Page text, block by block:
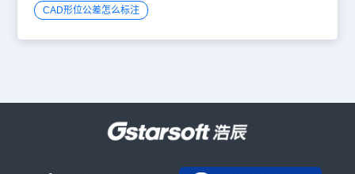
CAD形位公差怎么标注